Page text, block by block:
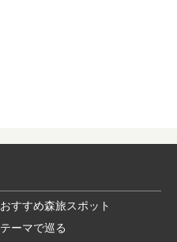
おすすめ森旅スポット
テーマで巡る